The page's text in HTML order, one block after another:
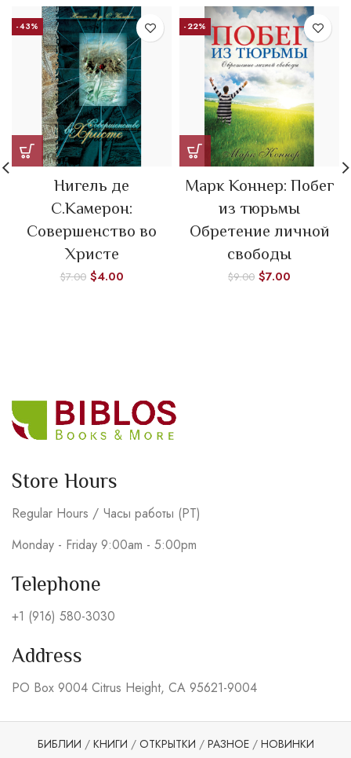
-43%
Нигель де
С.Камерон:
Совершенство во
Христе
$7.00 $4.00
-22%
Марк Коннер: Побег
из тюрьмы
Обретение личной
свободы
$9.00 $7.00
Store Hours
Regular Hours / Часы работы (PT)
Monday - Friday 9:00am - 5:00pm
Telephone
+1 (916) 580-3030
Address
PO Box 9004 Citrus Height, CA 95621-9004
БИБЛИИ / КНИГИ / ОТКРЫТКИ / РАЗНОЕ/ НОВИНКИ